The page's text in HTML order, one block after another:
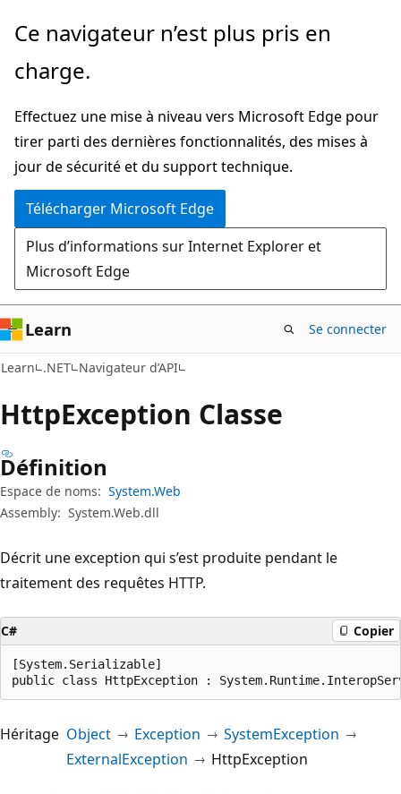
Passer
directement
au
principal
Passer
la
dans
la
page
Ce navigateur n’est plus pris en
charge.
Effectuez une mise à niveau vers Microsoft Edge pour
tirer parti des dernières fonctionnalités, des mises à
jour de sécurité et du support technique.
Télécharger Microsoft Edge
Plus d’informations sur Internet Explorer et
Microsoft Edge
Learn Se connecter
Learn .NET Navigateur d’API
HttpException Classe
Définition
Espace de noms: System.Web
Assembly: System.Web.dll
Décrit une exception qui s’est produite pendant le
traitement des requêtes HTTP.
C# Copier
[System.Serializable]
public class HttpException :
Héritage Object Exception
SystemException
ExternalException
HttpException